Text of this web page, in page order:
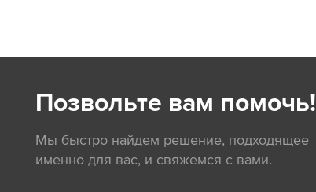
Позвольте вам помочь!
Мы быстро найдем решение, подходящее
именно для вас, и свяжемся с вами.